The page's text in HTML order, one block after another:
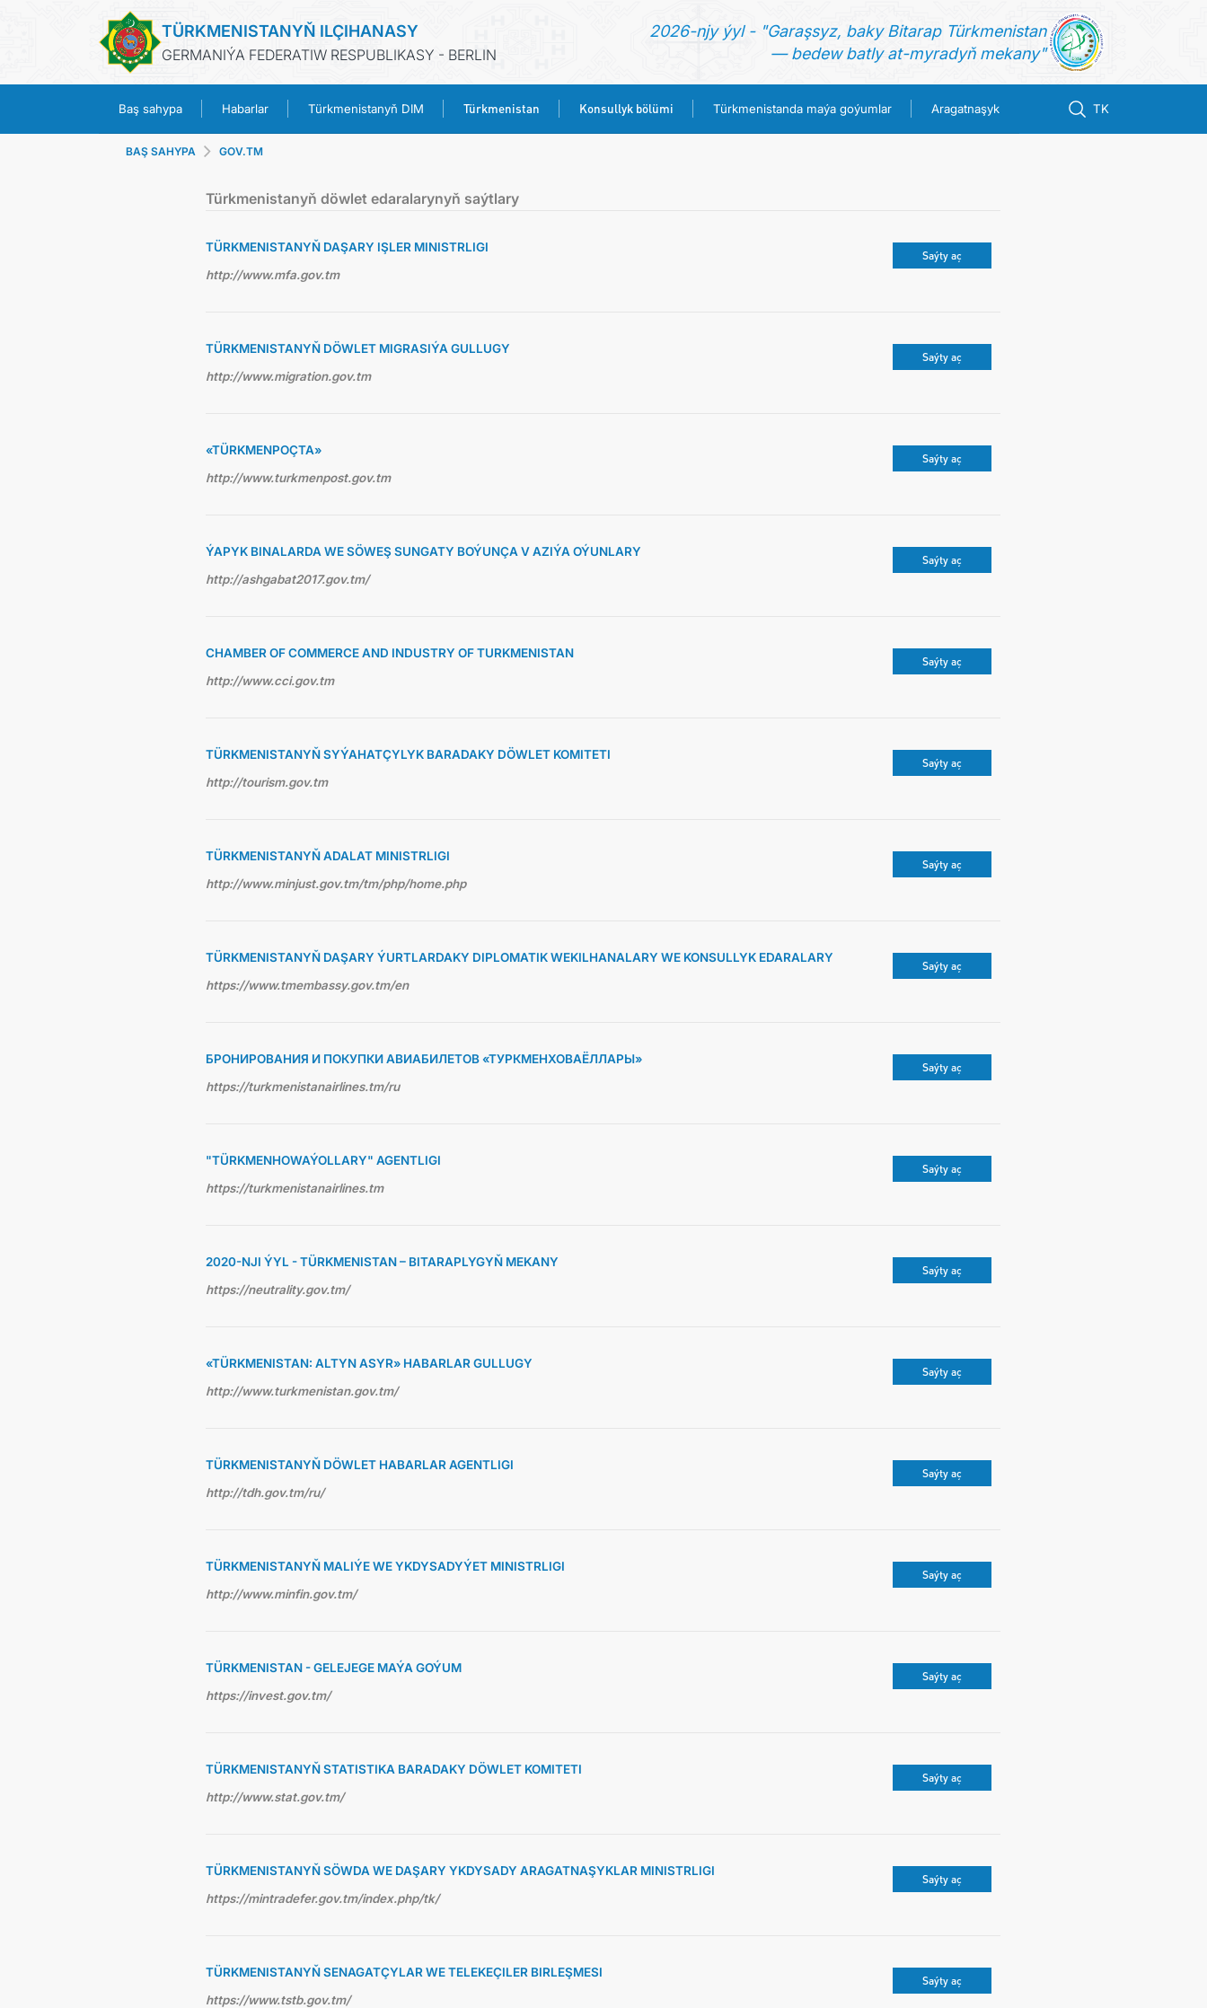
TÜRKMENISTANYŇ ILÇIHANASY
GERMANIÝA FEDERATIW RESPUBLIKASY - BERLIN
2026-njy ýyl - "Garaşsyz, baky Bitarap Türkmenistan
— bedew batly at-myradyň mekany"
Baş sahypa Habarlar Türkmenistanyň DIM Türkmenistan Konsullyk bölümi Türkmenistanda maýa goýumlar Aragatnaşyk TK
BAŞ SAHYPA GOV.TM
Türkmenistanyň döwlet edaralarynyň saýtlary
TÜRKMENISTANYŇ DAŞARY IŞLER MINISTRLIGI
http://www.mfa.gov.tm
Saýty aç
TÜRKMENISTANYŇ DÖWLET MIGRASIÝA GULLUGY
http://www.migration.gov.tm
Saýty aç
«TÜRKMENPOÇTA»
http://www.turkmenpost.gov.tm
Saýty aç
ÝAPYK BINALARDA WE SÖWEŞ SUNGATY BOÝUNÇA V AZIÝA OÝUNLARY
http://ashgabat2017.gov.tm/
Saýty aç
CHAMBER OF COMMERCE AND INDUSTRY OF TURKMENISTAN
http://www.cci.gov.tm
Saýty aç
TÜRKMENISTANYŇ SYÝAHATÇYLYK BARADAKY DÖWLET KOMITETI
http://tourism.gov.tm
Saýty aç
TÜRKMENISTANYŇ ADALAT MINISTRLIGI
http://www.minjust.gov.tm/tm/php/home.php
Saýty aç
TÜRKMENISTANYŇ DAŞARY ÝURTLARDAKY DIPLOMATIK WEKILHANALARY WE KONSULLYK EDARALARY
https://www.tmembassy.gov.tm/en
Saýty aç
БРОНИРОВАНИЯ И ПОКУПКИ АВИАБИЛЕТОВ «ТУРКМЕНХОВАЁЛЛАРЫ»
https://turkmenistanairlines.tm/ru
Saýty aç
"TÜRKMENHOWAÝOLLARY" AGENTLIGI
https://turkmenistanairlines.tm
Saýty aç
2020-NJI ÝYL - TÜRKMENISTAN – BITARAPLYGYŇ MEKANY
https://neutrality.gov.tm/
Saýty aç
«TÜRKMENISTAN: ALTYN ASYR» HABARLAR GULLUGY
http://www.turkmenistan.gov.tm/
Saýty aç
TÜRKMENISTANYŇ DÖWLET HABARLAR AGENTLIGI
http://tdh.gov.tm/ru/
Saýty aç
TÜRKMENISTANYŇ MALIÝE WE YKDYSADYÝET MINISTRLIGI
http://www.minfin.gov.tm/
Saýty aç
TÜRKMENISTAN - GELEJEGE MAÝA GOÝUM
https://invest.gov.tm/
Saýty aç
TÜRKMENISTANYŇ STATISTIKA BARADAKY DÖWLET KOMITETI
http://www.stat.gov.tm/
Saýty aç
TÜRKMENISTANYŇ SÖWDA WE DAŞARY YKDYSADY ARAGATNAŞYKLAR MINISTRLIGI
https://mintradefer.gov.tm/index.php/tk/
Saýty aç
TÜRKMENISTANYŇ SENAGATÇYLAR WE TELEKEÇILER BIRLEŞMESI
https://www.tstb.gov.tm/
Saýty aç